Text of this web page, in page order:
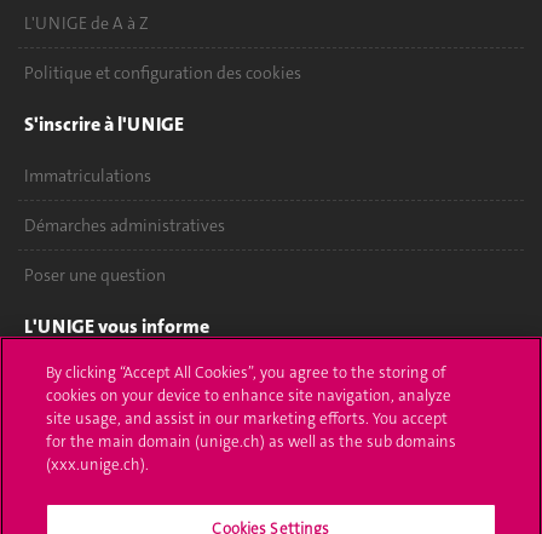
L'UNIGE de A à Z
Politique et configuration des cookies
S'inscrire à l'UNIGE
Immatriculations
Démarches administratives
Poser une question
L'UNIGE vous informe
UNIGE Mobile
Médias
Offres d'emploi
By clicking “Accept All Cookies”, you agree to the storing of
cookies on your device to enhance site navigation, analyze
site usage, and assist in our marketing efforts. You accept
for the main domain (unige.ch) as well as the sub domains
(xxx.unige.ch).
Cookies Settings